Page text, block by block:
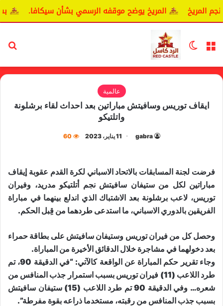
المريخ يوضح موقفه الرسمي بشأن سيكافا.
القائمة الوضع المظلم
عالمية
ايقاف توريس وسافيتش مباراتين بعد احداث لقاء برشلونة
واتلتيكو
gabra 11 يناير، 2023 60
فرضت لجنة المسابقات ب​الاتحاد الاسباني لكرة القدم​ عقوبة إيقاف
مباراتين لكل من ​ستيفان سافيتش​ نجم أتلتيكو مدريد، و​فيران
توريس​، لاعب برشلونة بعد الاشتباك الذي اندلع بينهما في مباراة
الفريقين بالدوري الاسباني، ما استدعى طردهما من قِبل الحكم.
وحصل كل من فيران توريس وستيفان سافيتش على بطاقة حمراء
بعد دخولهما في مشاجرة خلال الدقائق الأخيرة من المباراة.
وجاء تقرير حكم المباراة عن الواقعة كالآتي: “في الدقيقة 90، تم
طرد اللاعب (11) فيران توريس بسبب استمرار جذب المنافس من
شعره… وفي الدقيقة 90 تم طرد اللاعب (15) ستيفان سافيتش
بسبب جذب المنافس من رقبته، مستخدما ذراعه بقوة مفرطة”.